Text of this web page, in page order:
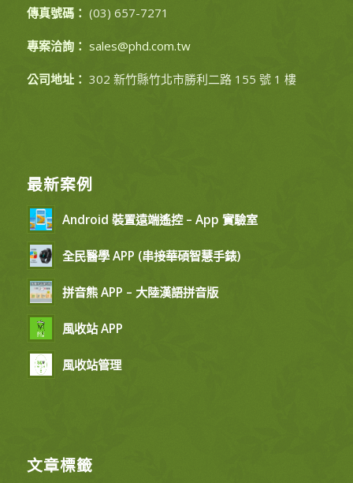
傳真號碼： (03) 657-7271
專案洽詢： sales@phd.com.tw
公司地址： 302 新竹縣竹北市勝利二路 155 號 1 樓
最新案例
Android 裝置遠端遙控 – App 實驗室
全民醫學 APP (串接華碩智慧手錶)
拼音熊 APP – 大陸漢語拼音版
風收站 APP
風收站管理
文章標籤